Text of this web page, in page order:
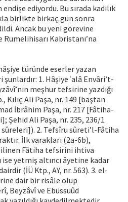
ediyordu. Bu sırada kadılık
birlikte birkaç gün sonra
Ancak bu yeni görevine
Kabristanı’na
türünde eserler yazan
1. Hâşiye ʿalâ Envâri’t-
meşhur tefsirine yazdığı
Kılıç Ali Paşa, nr. 149 [baştan
İbrâhim Paşa, nr. 217 [Fâtiha-
Şehid Ali Paşa, nr. 235, 236/1
2. Tefsîru sûreti’l-Fâtiha
İlk varakları (2a-6b),
Fâtiha tefsirini ihtiva
yetmiş altıncı âyetine kadar
(İÜ Ktp., AY, nr. 563). 3. el-
dair bir risâle olup
Beyzâvî ve Ebüssuûd